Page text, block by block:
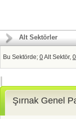
Alt Sektörler
Bu Sektörde; 0Alt Sektör, 0
Şırnak Genel